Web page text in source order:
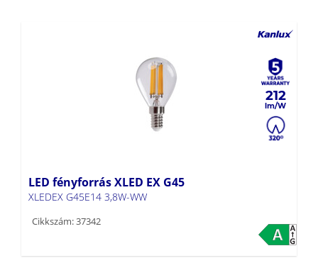
212
LED fényforrás XLED EX G45
XLEDEX G45E14 3,8W-WW
Cikkszám: 37342